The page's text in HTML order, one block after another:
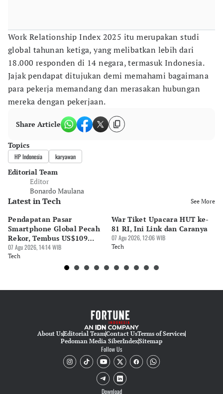
Work Relationship Index 2025 itu merupakan studi
global tahunan ketiga, yang melibatkan lebih dari
18.000 responden di 14 negara, termasuk Indonesia.
Jajak pendapat ditujukan demi memahami bagaimana
para pekerja memandang dan merasakan hubungan
mereka dengan pekerjaan.
Share Article
Topics
HP Indonesia karyawan
Editorial Team
Editor
Bonardo Maulana
Latest in Tech See More
Pendapatan Pasar
Smartphone Global Pecah
Rekor, Tembus US$109
Miliar
07 Agu 2026, 14:14 WIB
Tech
War Tiket Upacara HUT ke-
81 RI, Ini Link dan Caranya
07 Agu 2026, 12:06 WIB
Tech
About UsEditorial TeamContact UsTerms of Services
Pedoman Media SiberIndexSitemap
Follow Us
Download